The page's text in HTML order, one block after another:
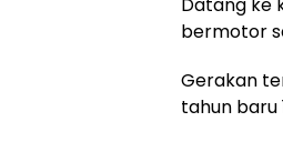
bermotor
Gerakan
tahun baru